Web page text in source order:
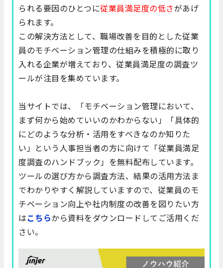
られる要因のひとつに従業員満足度の低さがあげ
られます。
この解決方法として、職場改善を目的とした従業
員のモチベーション管理の仕組みを積極的に取り
入れる企業が増えており、従業員満足度の調査ツ
ールが注目を集めています。
当サイトでは、「モチベーション管理において、
まず何から始めていいのかわからない」「具体的
にどのような分析・活用をすべきなのか知りた
い」という人事担当者の方に向けて「従業員満足
度調査のハンドブック」を無料配布しています。
ツールの選び方から調査方法、結果の活用方法ま
でわかりやすく解説していますので、従業員のモ
チベーション向上や社内制度の改善を図りたい方
はこちらから資料をダウンロードしてご活用くだ
さい。